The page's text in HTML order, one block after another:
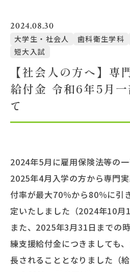
教職員募集
大学概要
北杜学園設置校
2024.08.30
大学生・社会人 歯科衛生学科
短大入試
【社会人の方へ】専
給付金 令和6年5月
て
2024年5月に雇用保険法等の一
2025年4月入学の方から専門
付率が最大70％から80％に引
定いたしました（2024年10月1
また、2025年3月31日までの
練支援給付金につきましても
長されることとなりました（